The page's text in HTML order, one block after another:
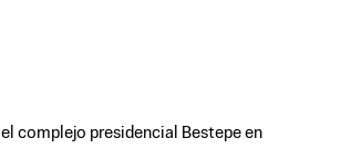
complejo presidencial Bestepe en